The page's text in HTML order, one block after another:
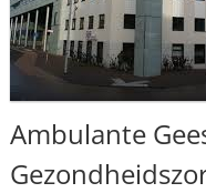
Ambulante